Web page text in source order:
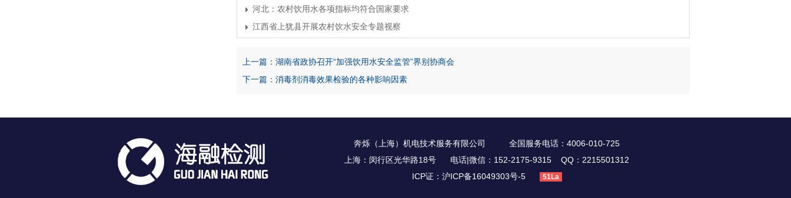
河北：农村饮用水各项指标均符合国家要求
江西省上犹县开展农村饮水安全专题视察
上一篇：湖南省政协召开“加强饮用水安全监管”界别协商会
下一篇：消毒剂消毒效果检验的各种影响因素
奔烁（上海）机电技术服务有限公司 全国服务电话：4006-010-725
上海：闵行区光华路18号 电话|微信：152-2175-9315 QQ：2215501312
ICP证： 沪ICP备16049303号-5 51La